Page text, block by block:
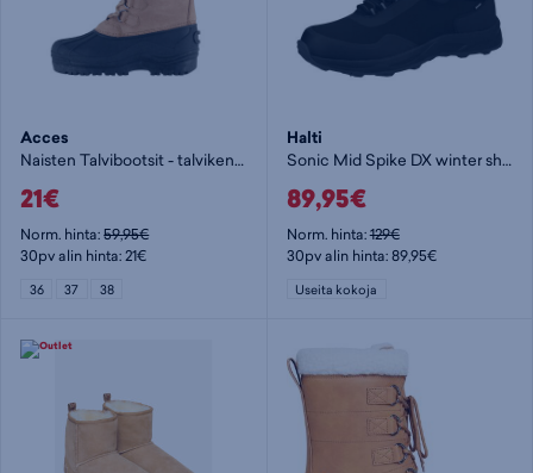
Acces
Naisten Talvibootsit - talvikenkä
21€
Norm. hinta:59,95€
30pv alin hinta: 21€
36 37 38
Halti
Sonic Mid Spike DX winter shoe - talvikenkä
89,95€
Norm. hinta:129€
30pv alin hinta: 89,95€
Useita kokoja